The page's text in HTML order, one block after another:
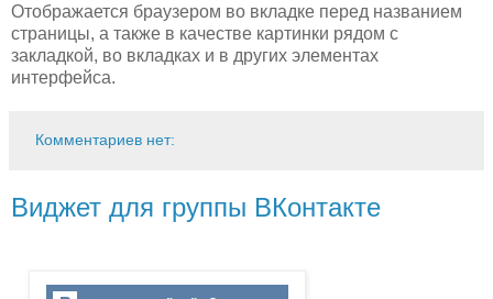
Отображается браузером во вкладке перед названием
страницы, а также в качестве картинки рядом с
закладкой, во вкладках и в других элементах
интерфейса.
Комментариев нет:
Виджет для группы ВКонтакте